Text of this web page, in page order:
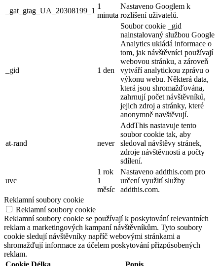
_gat_gtag_UA_20308199_1
1
minuta
Nastaveno Googlem k
rozlišení uživatelů.
_gid 1 den
Soubor cookie _gid
nainstalovaný službou Google
Analytics ukládá informace o
tom, jak návštěvníci používají
webovou stránku, a zároveň
vytváří analytickou zprávu o
výkonu webu. Některá data,
která jsou shromažďována,
zahrnují počet návštěvníků,
jejich zdroj a stránky, které
anonymně navštěvují.
at-rand never
AddThis nastavuje tento
soubor cookie tak, aby
sledoval návštěvy stránek,
zdroje návštěvnosti a počty
sdílení.
uvc
1 rok
1
měsíc
Nastaveno addthis.com pro
určení využití služby
addthis.com.
Reklamní soubory cookie
Reklamní soubory cookie
Reklamní soubory cookie se používají k poskytování relevantních
reklam a marketingových kampaní návštěvníkům. Tyto soubory
cookie sledují návštěvníky napříč webovými stránkami a
shromažďují informace za účelem poskytování přizpůsobených
reklam.
Cookie Délka Popis